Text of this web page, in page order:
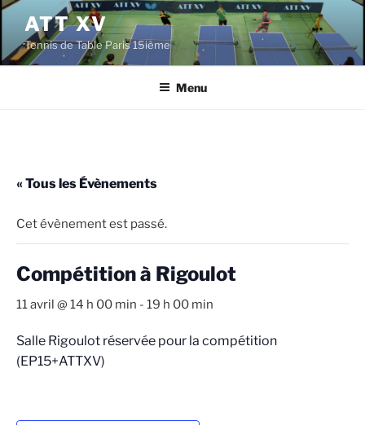
Aller
contenu
principal
ATT XV
Tennis de Table Paris 15ième
Menu
« Tous les Évènements
Cet évènement est passé.
Compétition à Rigoulot
11 avril @ 14 h 00 min - 19 h 00 min
Salle Rigoulot réservée pour la compétition
(EP15+ATTXV)